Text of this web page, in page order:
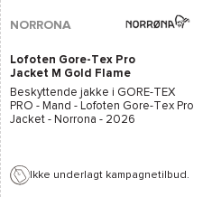
NORRONA
Lofoten Gore-Tex Pro
Jacket M Gold Flame
Beskyttende jakke i GORE-TEX
PRO - Mand - Lofoten Gore-Tex Pro
Jacket - Norrona - 2026
Ikke underlagt kampagnetilbud.